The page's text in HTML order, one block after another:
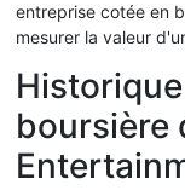
entreprise cotée en
mesurer la valeur
boursière